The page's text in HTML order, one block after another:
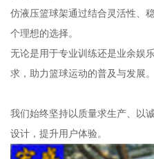
仿液压篮球架通过结合灵活性、
个理想的选择。
无论是用于专业训练还是业余娱
求，助力篮球运动的普及与发展。
我们始终坚持以质量求生产、以
设计，提升用户体验。